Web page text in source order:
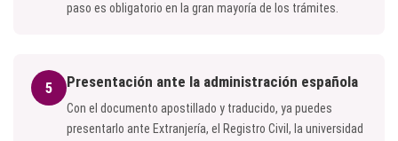
paso es obligatorio en la gran mayoría de los trámites.
5 Presentación ante la administración española
Con el documento apostillado y traducido, ya puedes
presentarlo ante Extranjería, el Registro Civil, la universidad